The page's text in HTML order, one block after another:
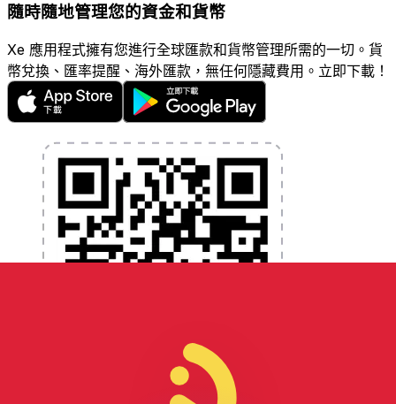
隨時隨地管理您的資金和貨幣
Xe 應用程式擁有您進行全球匯款和貨幣管理所需的一切。貨
幣兌換、匯率提醒、海外匯款，無任何隱藏費用。立即下載！